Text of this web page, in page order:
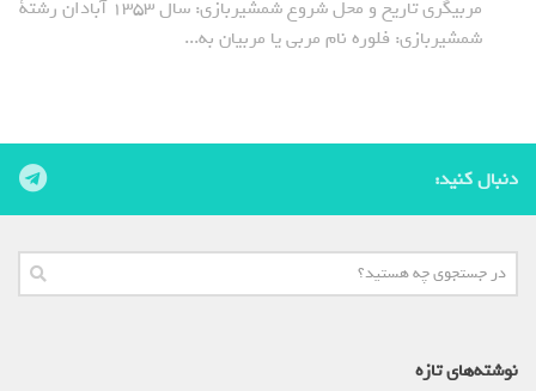
مربیگری تاریخ و محل شروع شمشیربازی: سال 1353 آبادان رشتة
شمشیربازی: فلوره نام مربی یا مربیان به...
دنبال کنید:
نوشته‌های تازه